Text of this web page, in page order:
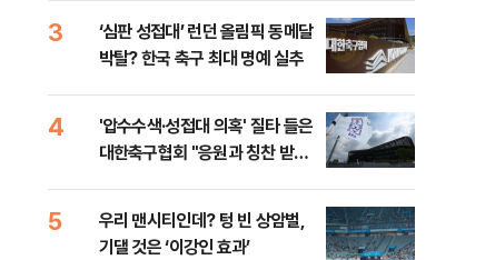
3
‘심판 성접대’ 런던 올림픽 동메달
박탈? 한국 축구 최대 명예 실추
4
'압수수색·성접대 의혹' 질타 들은
대한축구협회 "응원과 칭찬 받을
5
우리 맨시티인데? 텅 빈 상암벌,
기댈 것은 ‘이강인 효과’